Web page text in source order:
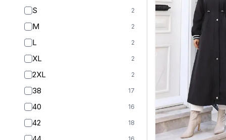
S 2
M 2
L 2
XL 2
2XL 2
38 17
40 16
42 18